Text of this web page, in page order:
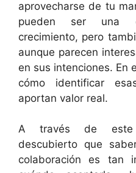
aprovecharse de tu
pueden ser una
crecimiento, pero
aunque parecen
en sus intenciones. En
cómo identificar
aportan valor real.
A través de este
descubierto que
colaboración es tan